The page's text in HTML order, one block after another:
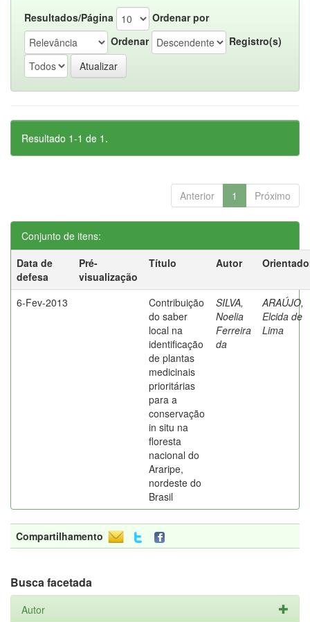
Resultados/Página
Ordenar por
Ordenar
Registro(s)
Resultado 1-1 de 1.
Anterior 1 Próximo
Conjunto de itens:
Data de
defesa
Pré-
visualização
Título Autor
6-Fev-2013
Contribuição
do saber
local na
identificação
de plantas
medicinais
prioritárias
para a
conservação
in situ na
floresta
nacional do
Araripe,
nordeste do
Brasil
SILVA,
Noelia
Ferreira
da
ARAÚJO,
Elcida de
Lima
Compartilhamento
Busca facetada
Autor